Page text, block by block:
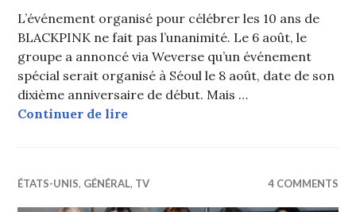
L’événement organisé pour célébrer les 10 ans de
BLACKPINK ne fait pas l’unanimité. Le 6 août, le
groupe a annoncé via Weverse qu’un événement
spécial serait organisé à Séoul le 8 août, date de son
dixième anniversaire de début. Mais …
Continuer de lireLes 10 ans de BLACKPINK font
ÉTATS-UNIS, GÉNÉRAL, TV 4 COMMENTS